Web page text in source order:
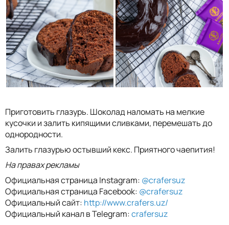
Приготовить глазурь. Шоколад наломать на мелкие
кусочки и залить кипящими сливками, перемешать до
однородности.
Залить глазурью остывший кекс. Приятного чаепития!
На правах рекламы
Официальная страница Instagram: @crafersuz
Официальная страница Facebook: @crafersuz
Официальный сайт: http://www.crafers.uz/
Официальный канал в Telegram:crafersuz